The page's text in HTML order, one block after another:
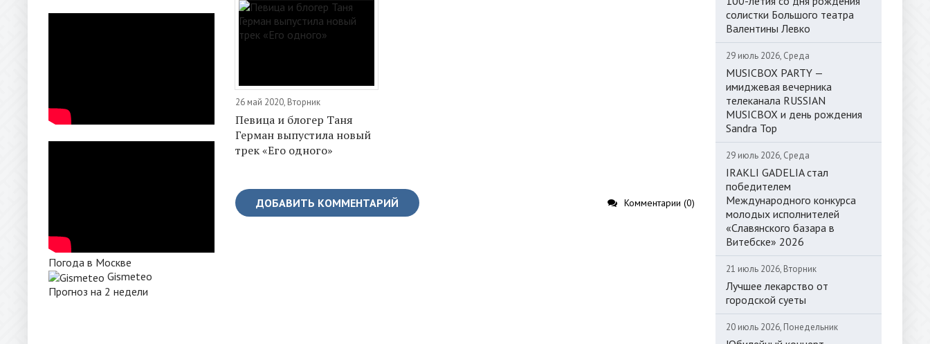
Погода в Москве
Gismeteo
Прогноз на 2 недели
26 май 2020, Вторник
Певица и блогер Таня
Герман выпустила новый
трек «Его одного»
ДОБАВИТЬ КОММЕНТАРИЙ Комментарии (0)
солистки Большого театра
Валентины Левко
29 июль 2026, Среда
MUSICBOX PARTY —
имиджевая вечерника
телеканала RUSSIAN
MUSICBOX и день рождения
Sandra Top
29 июль 2026, Среда
IRAKLI GADELIA стал
победителем
Международного конкурса
молодых исполнителей
«Славянского базара в
Витебске» 2026
21 июль 2026, Вторник
Лучшее лекарство от
городской суеты
20 июль 2026, Понедельник